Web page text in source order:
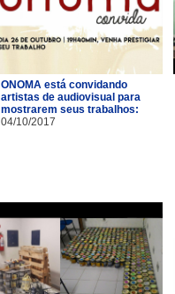
ONOMA está convidando
artistas de audiovisual para
mostrarem seus trabalhos:
04/10/2017